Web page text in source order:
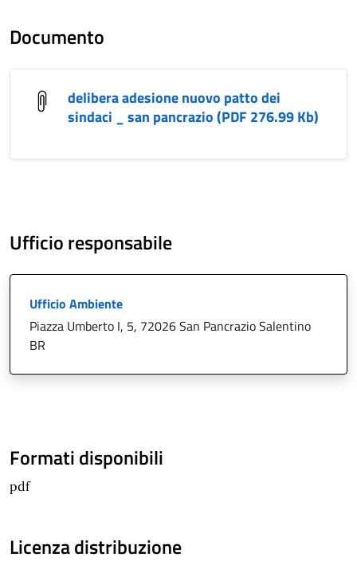
Documento
delibera adesione nuovo patto dei
sindaci _ san pancrazio (PDF 276.99 Kb)
Ufficio responsabile
Ufficio Ambiente
Piazza Umberto I, 5, 72026 San Pancrazio Salentino
BR
Formati disponibili
pdf
Licenza distribuzione